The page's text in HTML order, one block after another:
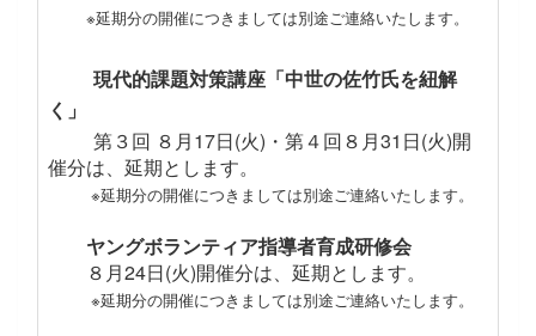
※延期分の開催につきましては別途ご連絡いたします。
現代的課題対策講座「中世の佐竹氏を紐解
く」
第３回 ８月17日(火)・第４回８月31日(火)開
催分は、延期とします。
※延期分の開催につきましては別途ご連絡いたします。
ヤングボランティア指導者育成研修会
８月24日(火)開催分は、延期とします。
※延期分の開催につきましては別途ご連絡いたします。